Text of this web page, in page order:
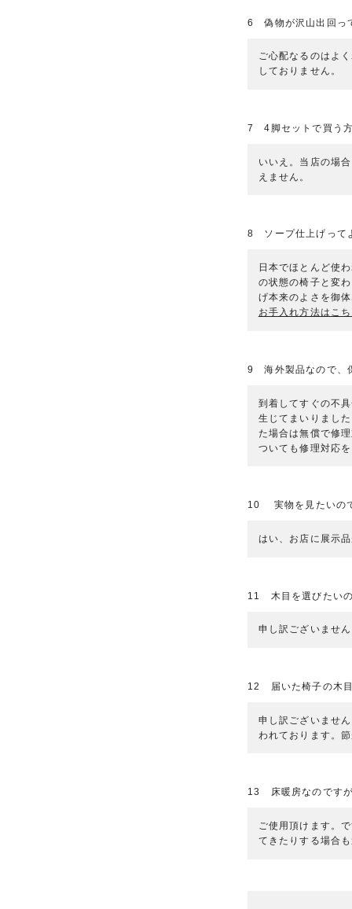
6 偽物が沢山出回っ
ご心配なるのはよ
しておりません。
7 4脚セットで買う
いいえ。当店の場
えません。
8 ソープ仕上げって
日本でほとんど使
の状態の椅子と変
げ本来のよさを御
お手入れ方法はこ
9 海外製品なので、
到着してすぐの不
生じてまいりまし
た場合は無償で修
ついても修理対応
10 実物を見たいの
はい、お店に展示
11 木目を選びたい
申し訳ございませ
12 届いた椅子の木目
申し訳ございませ
われております。
13 床暖房なのです
ご使用頂けます。
てきたりする場合